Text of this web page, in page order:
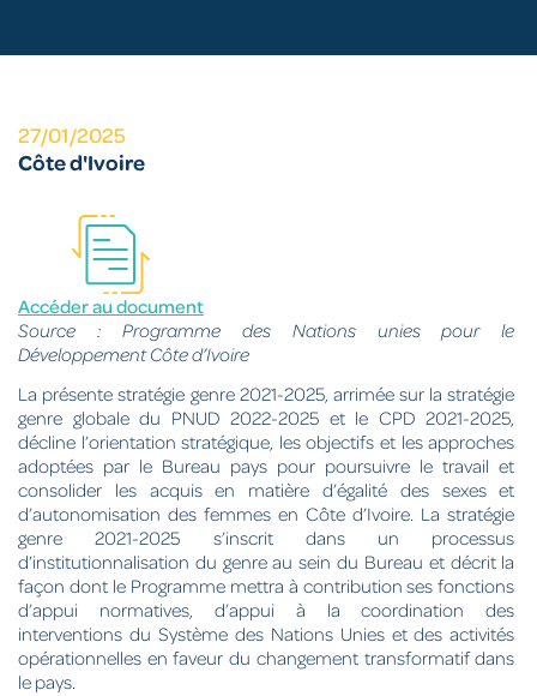
27/01/2025
Côte d'Ivoire
Source : Programme des Nations unies pour le
Développement Côte d’Ivoire
La présente stratégie genre 2021-2025, arrimée sur la stratégie
genre globale du PNUD 2022-2025 et le CPD 2021-2025,
décline l’orientation stratégique, les objectifs et les approches
adoptées par le Bureau pays pour poursuivre le travail et
consolider les acquis en matière d’égalité des sexes et
d’autonomisation des femmes en Côte d’Ivoire. La stratégie
genre 2021-2025 s’inscrit dans un processus
d’institutionnalisation du genre au sein du Bureau et décrit la
façon dont le Programme mettra à contribution ses fonctions
d’appui normatives, d’appui à la coordination des
interventions du Système des Nations Unies et des activités
opérationnelles en faveur du changement transformatif dans
le pays.
Accéder au document